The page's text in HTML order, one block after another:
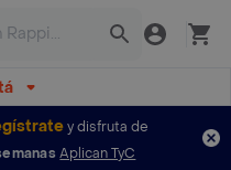
y disfruta de
Aplican TyC